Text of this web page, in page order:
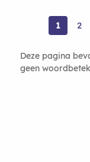
1 2
Deze pagina
geen